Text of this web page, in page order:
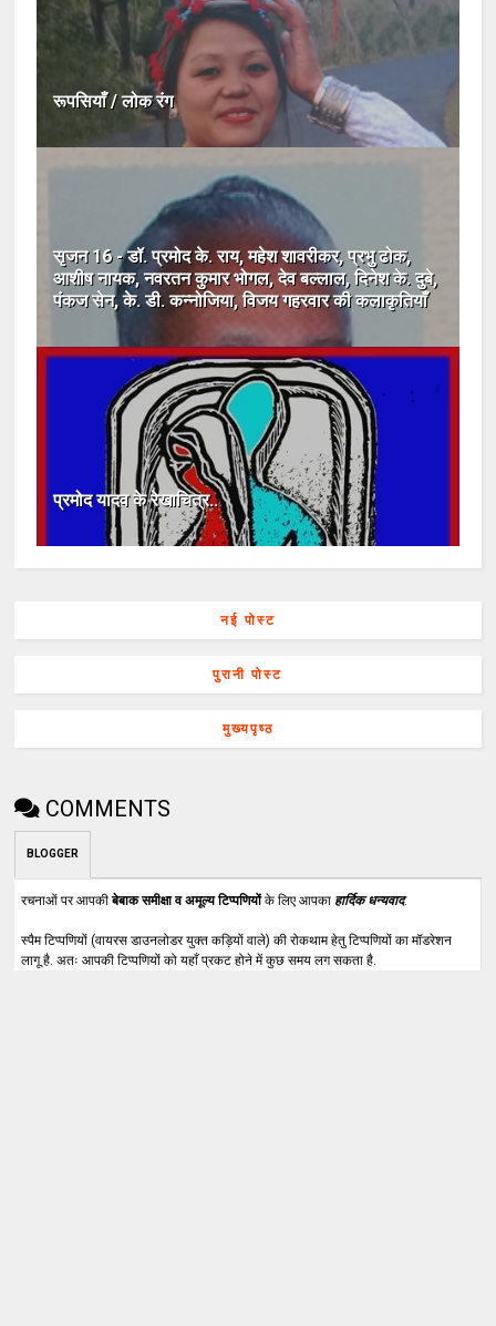
रूपसियाँ / लोक रंग
सृजन 16 - डॉ. प्रमोद के. राय, महेश शावरीकर, प्रभु ढोक,
आशीष नायक, नवरतन कुमार भोगल, देव बल्लाल, दिनेश के. दुबे,
पंकज सेन, के. डी. कन्नोजिया, विजय गहरवार की कलाकृतियाँ
प्रमोद यादव के रेखाचित्र..
नई पोस्ट
पुरानी पोस्ट
मुख्यपृष्ठ
COMMENTS
BLOGGER
रचनाओं पर आपकीबेबाक समीक्षा व अमूल्य टिप्पणियोंके लिए आपका हार्दिक धन्यवाद.
स्पैम टिप्पणियों (वायरस डाउनलोडर युक्त कड़ियों वाले) की रोकथाम हेतु टिप्पणियों का मॉडरेशन
लागू है. अतः आपकी टिप्पणियों को यहाँ प्रकट होने में कुछ समय लग सकता है.